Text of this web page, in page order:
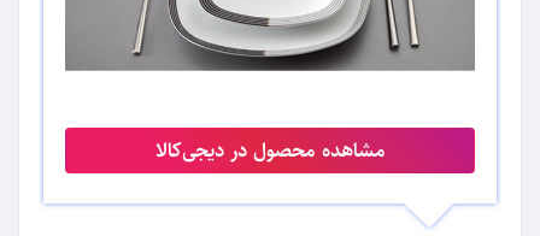
مشاهده محصول در دیجی‌کالا